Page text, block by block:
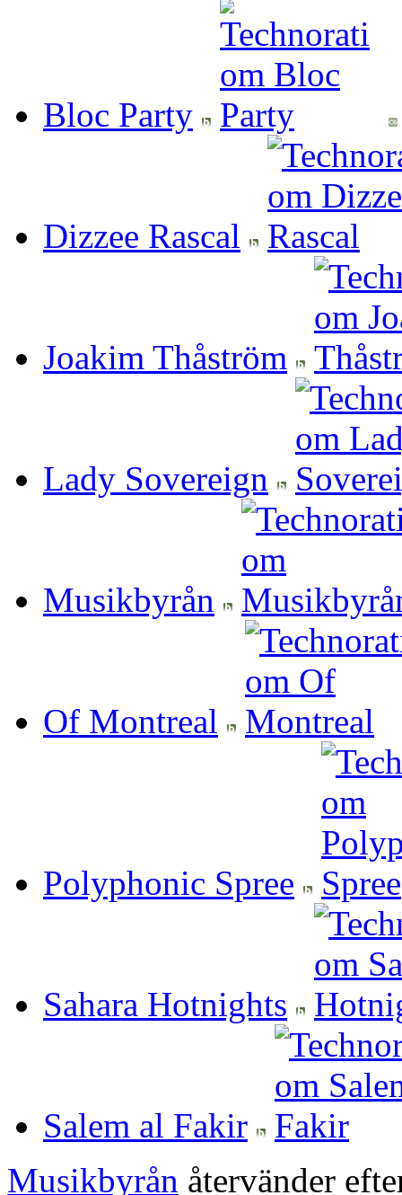
Bloc Party
Dizzee Rascal
Joakim Thåström
Lady Sovereign
Musikbyrån
Of Montreal
Polyphonic Spree
Sahara Hotnights
Salem al Fakir
Musikbyrån återvänder